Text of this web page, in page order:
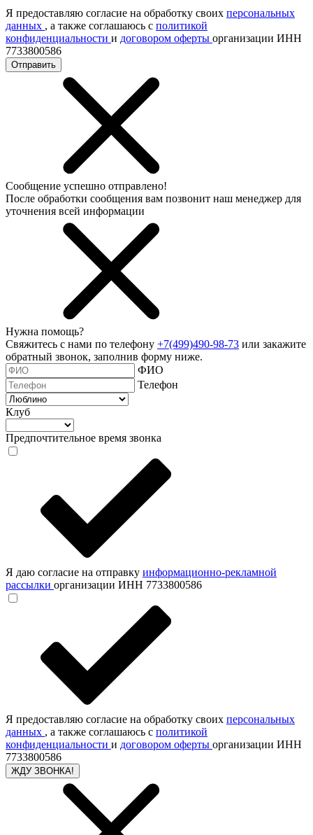
Я предоставляю согласие на обработку своих персональных
данных , а также соглашаюсь с политикой
конфиденциальности и договором оферты организации ИНН
7733800586
Отправить
Сообщение успешно отправлено!
После обработки сообщения вам позвонит наш менеджер для
уточнения всей информации
Нужна помощь?
Свяжитесь с нами по телефону +7(499)490-98-73 или закажите
обратный звонок, заполнив форму ниже.
ФИО
Телефон
Клуб
Предпочтительное время звонка
Я даю согласие на отправку информационно-рекламной
рассылки организации ИНН 7733800586
Я предоставляю согласие на обработку своих персональных
данных , а также соглашаюсь с политикой
конфиденциальности и договором оферты организации ИНН
7733800586
ЖДУ ЗВОНКА!